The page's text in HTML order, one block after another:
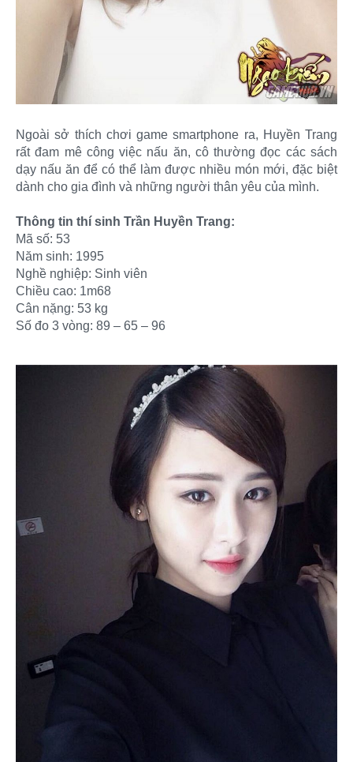
Ngoài sở thích chơi game smartphone ra, Huyền Trang
rất đam mê công việc nấu ăn, cô thường đọc các sách
dạy nấu ăn để có thể làm được nhiều món mới, đặc biệt
dành cho gia đình và những người thân yêu của mình.
Thông tin thí sinh Trần Huyền Trang:
Mã số: 53
Năm sinh: 1995
Nghề nghiệp: Sinh viên
Chiều cao: 1m68
Cân nặng: 53 kg
Số đo 3 vòng: 89 – 65 – 96